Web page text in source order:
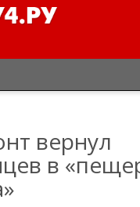
вернул
в